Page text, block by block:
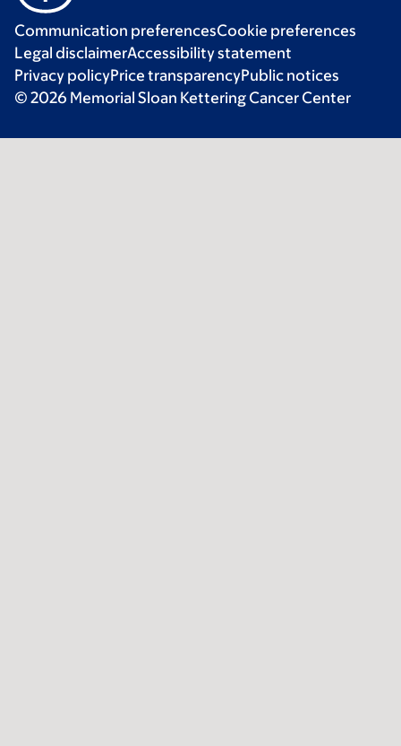
Communication preferencesCookie preferences
Legal disclaimerAccessibility statement
Privacy policyPrice transparencyPublic notices
© 2026 Memorial Sloan Kettering Cancer Center